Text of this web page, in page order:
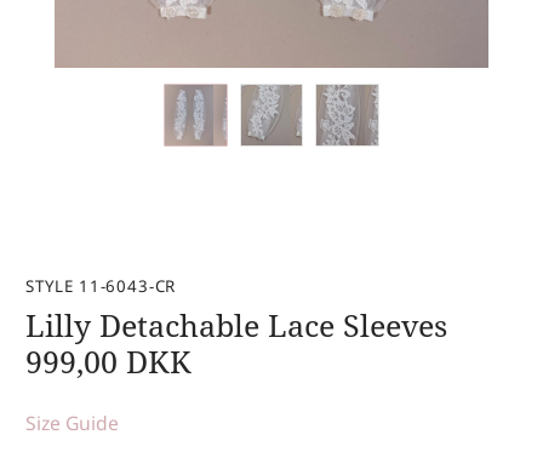
STYLE 11-6043-CR
Lilly Detachable Lace Sleeves
999,00 DKK
Size Guide